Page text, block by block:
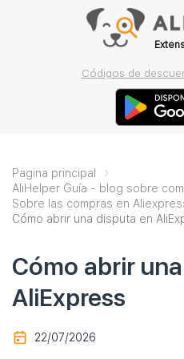
Códigos de
Pagina principal
AliHelper Guía - blog sobre
Sobre las compras en
Cómo abrir una disputa en
Cómo abrir
AliExpress
22/07/2026